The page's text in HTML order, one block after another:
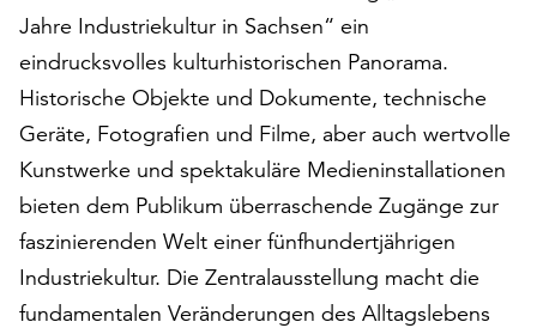
„Alle
akzeptieren“,
um
alle
Cookies
zu
akzeptieren.
Sie
können
Ihr
Einverständnis
Jahre Industriekultur in Sachsen“ ein
eindrucksvolles kulturhistorischen Panorama.
Historische Objekte und Dokumente, technische
Geräte, Fotografien und Filme, aber auch wertvolle
Kunstwerke und spektakuläre Medieninstallationen
bieten dem Publikum überraschende Zugänge zur
faszinierenden Welt einer fünfhundertjährigen
Industriekultur. Die Zentralausstellung macht die
fundamentalen Veränderungen des Alltagslebens